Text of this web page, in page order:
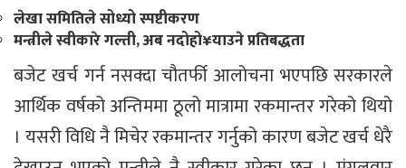
लेखा समितिले सोध्यो स्पष्टीकरण
मन्त्रीले स्वीकारे गल्ती, अब नदोहो¥याउने प्रतिबद्धता
बजेट खर्च गर्न नसक्दा चौतर्फी आलोचना भएपछि सरकारले
आर्थिक वर्षको अन्तिममा ठूलो मात्रामा रकमान्तर गरेको थियो
। यसरी विधि नै मिचेर रकमान्तर गर्नुको कारण बजेट खर्च धेरै